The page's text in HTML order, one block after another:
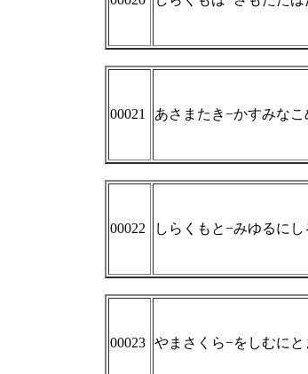
00021 あさまたき−かすみな
00022 しらくもと−みゆるに
00023 やまさくら−をしむに